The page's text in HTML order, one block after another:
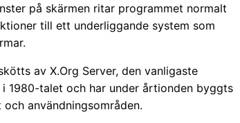
på skärmen ritar programmet normalt
till ett underliggande system som
av X.Org Server, den vanligaste
i 1980-talet och har under årtionden byggts
användningsområden.